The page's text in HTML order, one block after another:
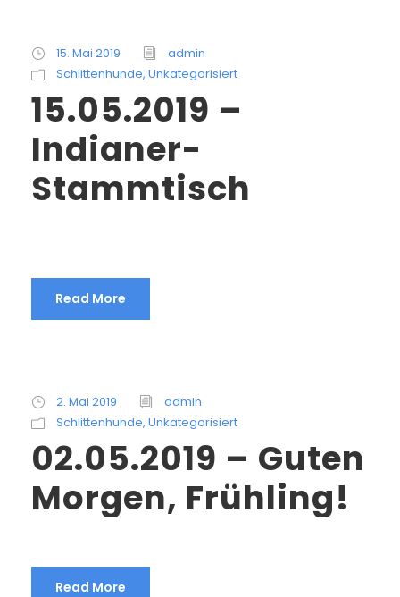
15. Mai 2019
admin
Schlittenhunde, Unkategorisiert
15.05.2019 –
Indianer-
Stammtisch
Read More
2. Mai 2019
admin
Schlittenhunde, Unkategorisiert
02.05.2019 – Guten
Morgen, Frühling!
Read More